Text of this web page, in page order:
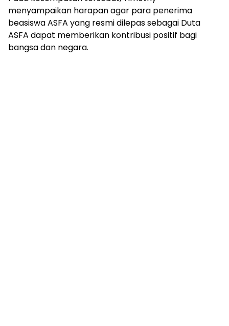
menyampaikan harapan agar para penerima
beasiswa ASFA yang resmi dilepas sebagai Duta
ASFA dapat memberikan kontribusi positif bagi
bangsa dan negara.